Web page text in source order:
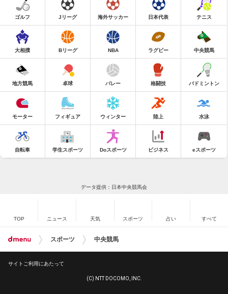
ゴルフ Jリーグ 海外サッカー 日本代表 テニス
大相撲 Bリーグ NBA ラグビー 中央競馬
地方競馬 卓球 バレー 格闘技 バドミントン
モーター フィギュア ウィンター 陸上 水泳
自転車 学生スポーツ Doスポーツ ビジネス eスポーツ
データ提供：日本中央競馬会
TOP ニュース 天気 スポーツ 占い すべて
スポーツ 中央競馬
サイトご利用にあたって
(C) NTT DOCOMO, INC.